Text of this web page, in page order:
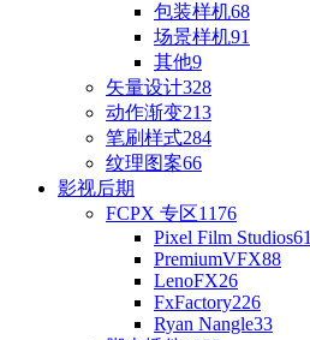
包装样机68
场景样机91
其他9
矢量设计328
动作渐变213
笔刷样式284
纹理图案66
影视后期
FCPX 专区1176
Pixel Film Studios61
PremiumVFX88
LenoFX26
FxFactory226
Ryan Nangle33